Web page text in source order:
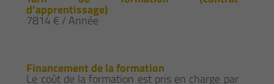
d’apprentissage)
7814 € / Année
Financement de la formation
Le coût de la formation est pris en charge par